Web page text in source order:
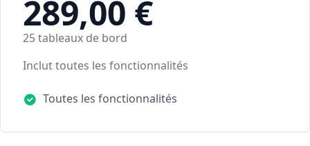
289,00 €
25 tableaux de bord
Inclut toutes les fonctionnalités
Toutes les fonctionnalités